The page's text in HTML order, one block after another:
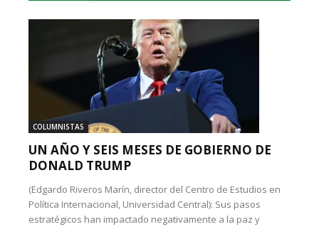
COLUMNISTAS
UN AÑO Y SEIS MESES DE GOBIERNO DE
DONALD TRUMP
(Edgardo Riveros Marín, director del Centro de Estudios en
Política Internacional, Universidad Central): Sus pasos
estratégicos han impactado negativamente a la paz y